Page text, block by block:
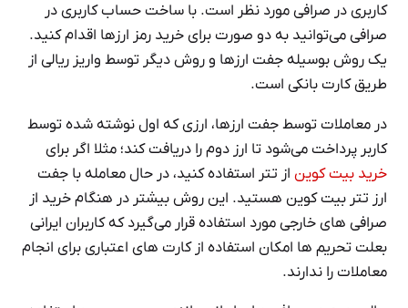
کاربری در صرافی مورد نظر است. با ساخت حساب کاربری در
صرافی می‌توانید به دو صورت برای خرید رمز ارزها اقدام کنید.
یک روش بوسیله جفت ارزها و روش دیگر توسط واریز ریالی از
طریق کارت بانکی است.
در معاملات توسط جفت ارزها، ارزی که اول نوشته شده توسط
کاربر پرداخت می‌شود تا ارز دوم را دریافت کند؛ مثلا اگر برای
خرید بیت کویناز تتر استفاده کنید، در حال معامله با جفت
ارز تتر بیت کوین هستید. این روش بیشتر در هنگام خرید از
صرافی های خارجی مورد استفاده قرار می‌گیرد که کاربران ایرانی
بعلت تحریم ها امکان استفاده از کارت های اعتباری برای انجام
معاملات را ندارند.